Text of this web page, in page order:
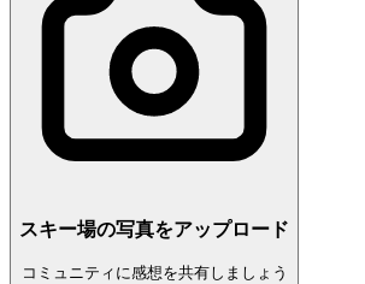
スキー場の写真をアップロード
コミュニティに感想を共有しましょう